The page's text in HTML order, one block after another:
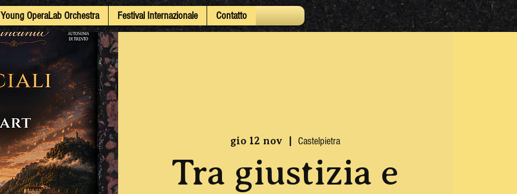
Young OperaLab Orchestra Festival Internazionale Contatto
gio 12 nov
  |
Castelpietra
Tra giustizia e